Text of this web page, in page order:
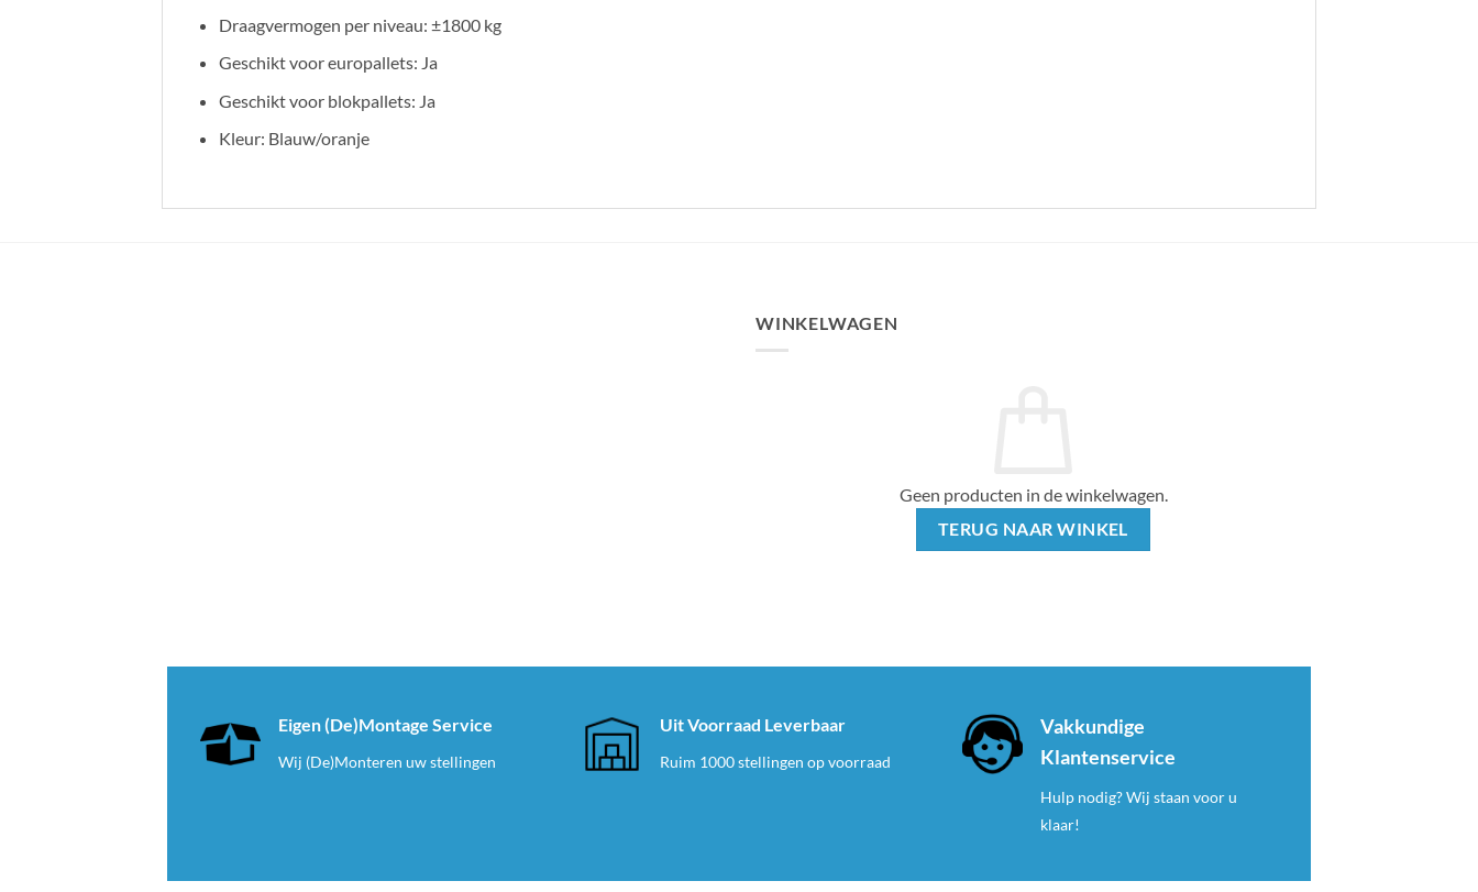
Draagvermogen per niveau: ±1800 kg
Geschikt voor europallets: Ja
Geschikt voor blokpallets: Ja
Kleur: Blauw/oranje
WINKELWAGEN
Geen producten in de winkelwagen.
TERUG NAAR WINKEL
Eigen (De)Montage Service
Wij (De)Monteren uw stellingen
Uit Voorraad Leverbaar
Ruim 1000 stellingen op voorraad
Vakkundige
Klantenservice
Hulp nodig? Wij staan voor u
klaar!